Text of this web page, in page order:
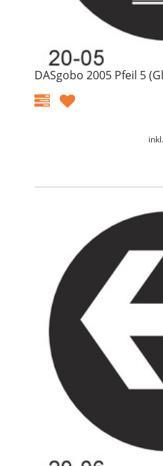
DASgobo 2005 Pfeil 5